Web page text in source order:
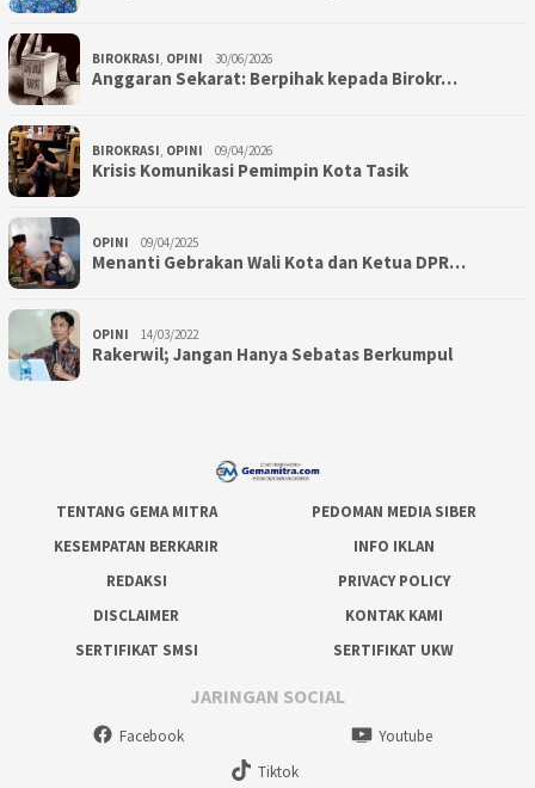
BIROKRASI OPINI 30/06/2026
Anggaran Sekarat: Berpihak kepada Birokr…
BIROKRASI OPINI 09/04/2026
Krisis Komunikasi Pemimpin Kota Tasik
OPINI 09/04/2025
Menanti Gebrakan Wali Kota dan Ketua DPR…
OPINI 14/03/2022
Rakerwil; Jangan Hanya Sebatas Berkumpul
TENTANG GEMA MITRA
PEDOMAN MEDIA SIBER
KESEMPATAN BERKARIR
INFO IKLAN
REDAKSI
PRIVACY POLICY
DISCLAIMER
KONTAK KAMI
SERTIFIKAT SMSI
SERTIFIKAT UKW
JARINGAN SOCIAL
Facebook
Youtube
Tiktok